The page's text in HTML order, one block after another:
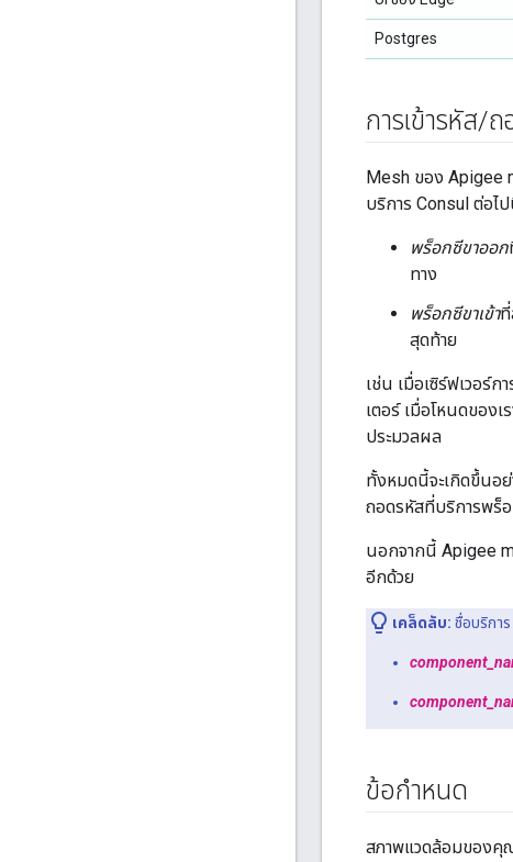
Postgres
การเข้ารหัส/ถ
Mesh ของ Apigee
บริการ Consul ต่อไ
พร็อกซีขาออก
ทาง
พร็อกซีขาเข้าที่
สุดท้าย
เช่น เมื่อเซิร์ฟเวอร์ก
เตอร์ เมื่อโหนดของเ
ประมวลผล
ทั้งหมดนี้จะเกิดขึ้นอ
ถอดรหัสที่บริการพร็
นอกจากนี้ Apigee
อีกด้วย
เคล็ดลับ: ชื่อบริกา
ข้อกำหนด
สภาพแวดล้อมของคุ